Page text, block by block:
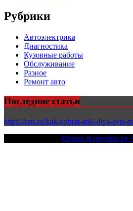
Рубрики
Автоэлектрика
Диагностика
Кузовные работы
Обслуживание
Разное
Ремонт авто
Последние статьи
https://rasi.ru/kak-vybrat-arki-dlya-avto-
Design & develop by